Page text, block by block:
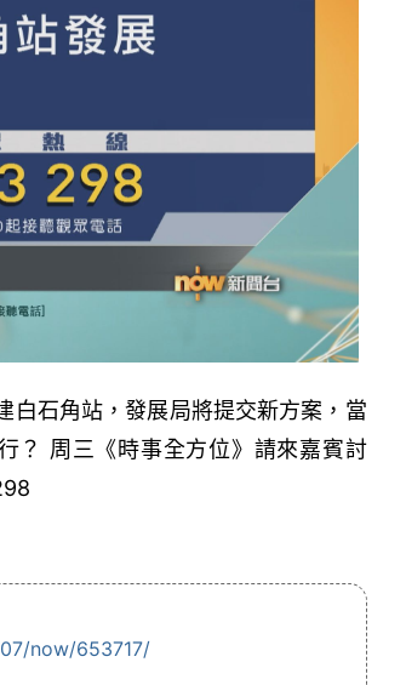
白石角站，發展局將提交新方案，當
？ 周三《時事全方位》請來嘉賓討
now/653717/